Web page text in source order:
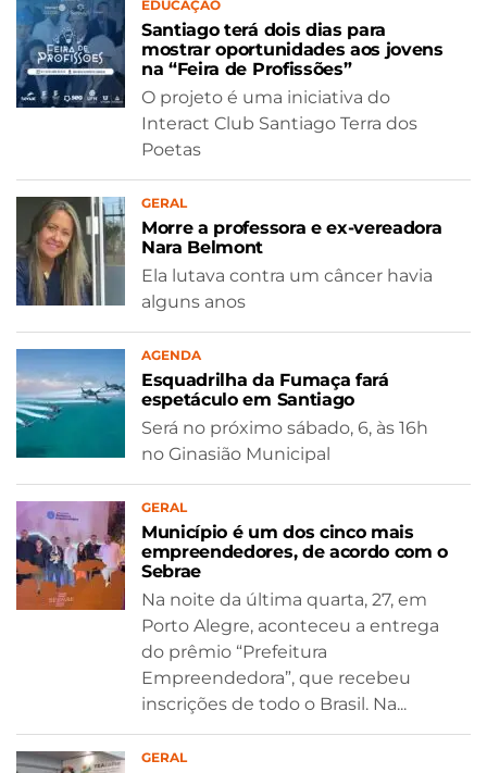
EDUCAÇÃO
Santiago terá dois dias para
mostrar oportunidades aos jovens
na “Feira de Profissões”
O projeto é uma iniciativa do
Interact Club Santiago Terra dos
Poetas
GERAL
Morre a professora e ex-vereadora
Nara Belmont
Ela lutava contra um câncer havia
alguns anos
AGENDA
Esquadrilha da Fumaça fará
espetáculo em Santiago
Será no próximo sábado, 6, às 16h
no Ginasião Municipal
GERAL
Município é um dos cinco mais
empreendedores, de acordo com o
Sebrae
Na noite da última quarta, 27, em
Porto Alegre, aconteceu a entrega
do prêmio “Prefeitura
Empreendedora”, que recebeu
inscrições de todo o Brasil. Na...
GERAL